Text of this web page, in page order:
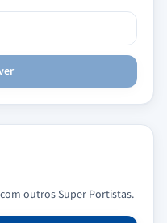
outros Super Portistas.